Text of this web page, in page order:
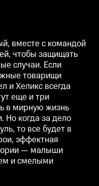
злодея вторглись в
жизнь городка и чинят
Но когда за дело
Рэй и пожарный
то все будет в порядке!
герои,
графика,
истории —
непременно
с Рэем и смелыми
пожарными.
вместе с командой
чтобы защищать
случаи. Если
товарищи
и Хеликс всегда
еще и три
в мирную жизнь
Но когда за дело
то все будет в
эффектная
— малыши
и смелыми